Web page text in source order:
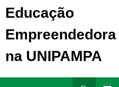
Educação
Empreendedora
na UNIPAMPA